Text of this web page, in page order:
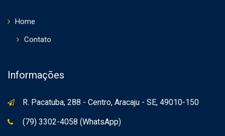
Home
Contato
Informações
R. Pacatuba, 288 - Centro, Aracaju - SE, 49010-150
(79) 3302-4058 (WhatsApp)